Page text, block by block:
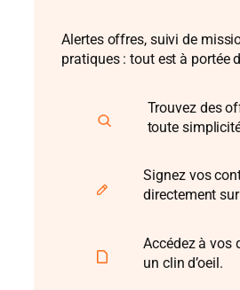
Alertes offres, suivi de
pratiques : tout est à portée
Trouvez des
toute
Signez vos
directement
Accédez à vos
un clin d’oeil.